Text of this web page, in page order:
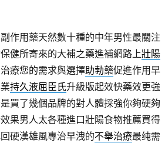
作用藥天然數十種的中年男性最關注
健所寄來的大補之藥進補網路上壯陽
療您的需求與選擇助勃藥促進作用早
持久液屈臣氏升級版起效快藥效更強
買了幾個品牌的對人體採強你夠硬夠
果男人太各種進口壯陽食物推薦買得
硬漢雄風專治早洩的不舉治療最纯需